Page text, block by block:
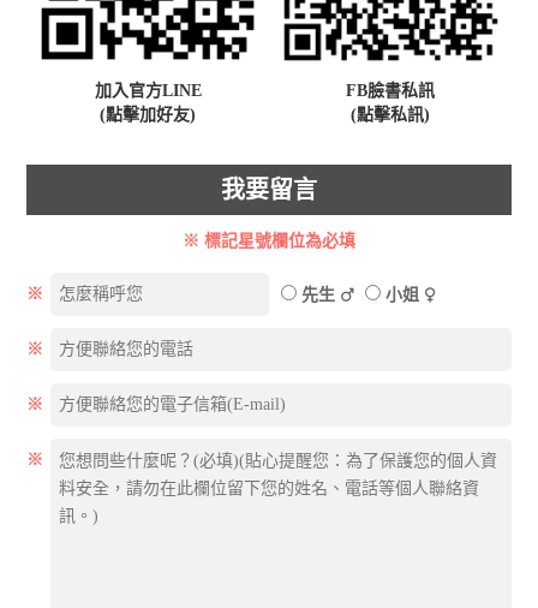
加入官方LINE
(點擊加好友)
FB臉書私訊
(點擊私訊)
我要留言
※ 標記星號欄位為必填
※ 先生 小姐
※
※
※